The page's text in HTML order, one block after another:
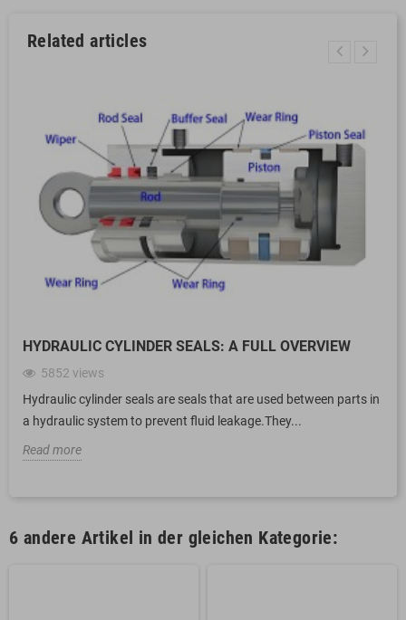
Related articles
HYDRAULIC CYLINDER SEALS: A FULL OVERVIEW
5852 views
Hydraulic cylinder seals are seals that are used between parts in
a hydraulic system to prevent fluid leakage.They...
Read more
6 andere Artikel in der gleichen Kategorie: